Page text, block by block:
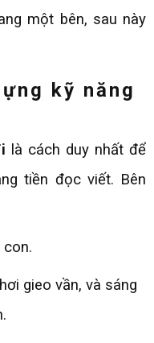
một bên, sau này
kỹ năng
là cách duy nhất để
tiền đọc viết. Bên
con.
gieo vần, và sáng